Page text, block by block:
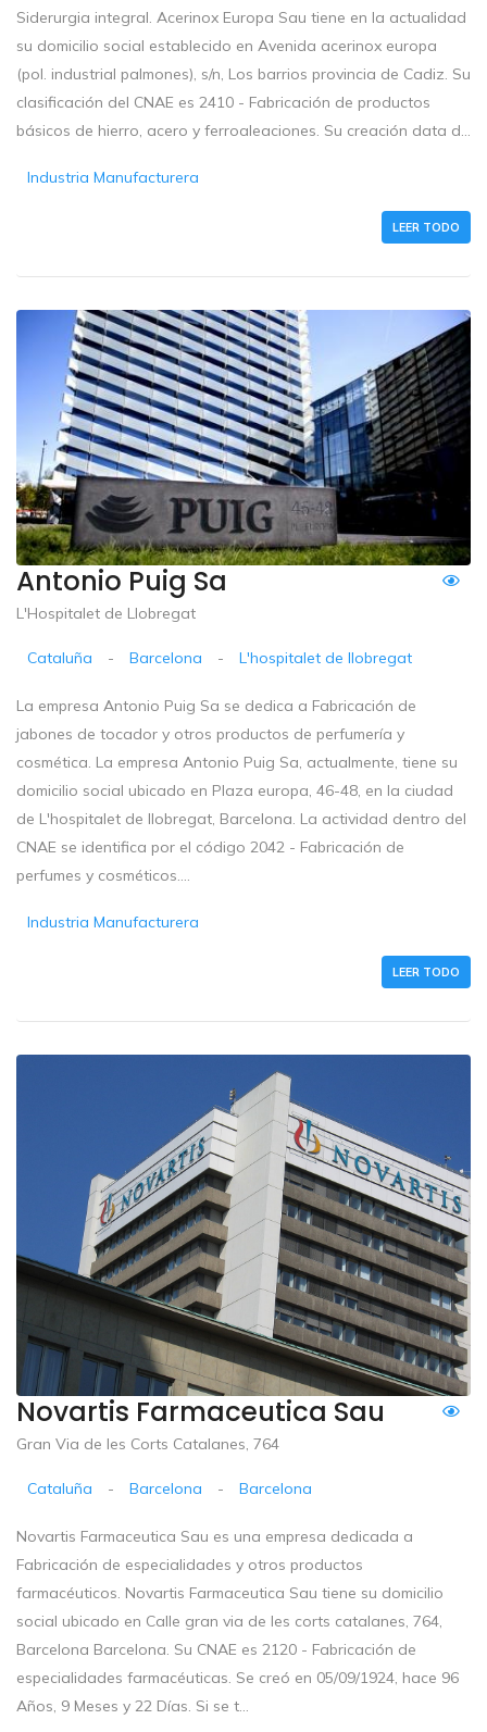
Siderurgia integral. Acerinox Europa Sau tiene en la actualidad
su domicilio social establecido en Avenida acerinox europa
(pol. industrial palmones), s/n, Los barrios provincia de Cadiz. Su
clasificación del CNAE es 2410 - Fabricación de productos
básicos de hierro, acero y ferroaleaciones. Su creación data d...
Industria Manufacturera
LEER TODO
Antonio Puig Sa
L'Hospitalet de Llobregat
Cataluña - Barcelona - L'hospitalet de llobregat
La empresa Antonio Puig Sa se dedica a Fabricación de
jabones de tocador y otros productos de perfumería y
cosmética. La empresa Antonio Puig Sa, actualmente, tiene su
domicilio social ubicado en Plaza europa, 46-48, en la ciudad
de L'hospitalet de llobregat, Barcelona. La actividad dentro del
CNAE se identifica por el código 2042 - Fabricación de
perfumes y cosméticos....
Industria Manufacturera
LEER TODO
Novartis Farmaceutica Sau
Gran Via de les Corts Catalanes, 764
Cataluña - Barcelona - Barcelona
Novartis Farmaceutica Sau es una empresa dedicada a
Fabricación de especialidades y otros productos
farmacéuticos. Novartis Farmaceutica Sau tiene su domicilio
social ubicado en Calle gran via de les corts catalanes, 764,
Barcelona Barcelona. Su CNAE es 2120 - Fabricación de
especialidades farmacéuticas. Se creó en 05/09/1924, hace 96
Años, 9 Meses y 22 Días. Si se t...